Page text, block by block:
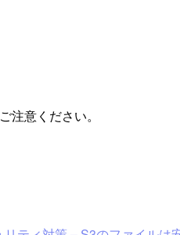
意ください。